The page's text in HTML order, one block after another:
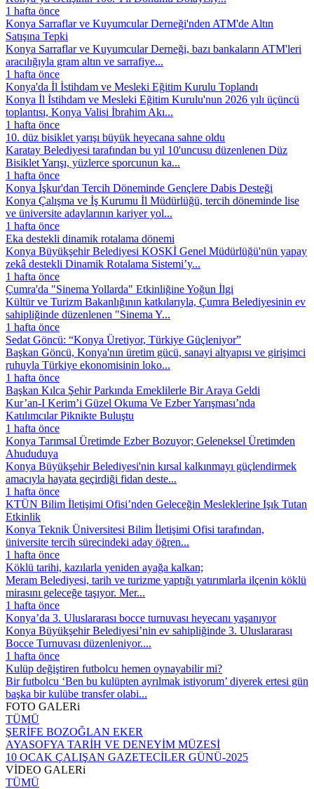
1 hafta önce
Konya Sarraflar ve Kuyumcular Derneği'nden ATM'de Altın
Satışına Tepki
Konya Sarraflar ve Kuyumcular Derneği, bazı bankaların ATM'leri
aracılığıyla gram altın ve sarrafiye...
1 hafta önce
Konya'da İl İstihdam ve Mesleki Eğitim Kurulu Toplandı
Konya İl İstihdam ve Mesleki Eğitim Kurulu'nun 2026 yılı üçüncü
toplantısı, Konya Valisi İbrahim Akı...
1 hafta önce
10. düz bisiklet yarışı büyük heyecana sahne oldu
Karatay Belediyesi tarafından bu yıl 10'uncusu düzenlenen Düz
Bisiklet Yarışı, yüzlerce sporcunun ka...
1 hafta önce
Konya İşkur'dan Tercih Döneminde Gençlere Dabis Desteği
Konya Çalışma ve İş Kurumu İl Müdürlüğü, tercih döneminde lise
ve üniversite adaylarının kariyer yol...
1 hafta önce
Eka destekli dinamik rotalama dönemi
Konya Büyükşehir Belediyesi KOSKİ Genel Müdürlüğü'nün yapay
zekâ destekli Dinamik Rotalama Sistemi’y...
1 hafta önce
Çumra'da "Sinema Yollarda" Etkinliğine Yoğun İlgi
Kültür ve Turizm Bakanlığının katkılarıyla, Çumra Belediyesinin ev
sahipliğinde düzenlenen "Sinema Y...
1 hafta önce
Sedat Göncü: “Konya Üretiyor, Türkiye Güçleniyor”
Başkan Göncü, Konya'nın üretim gücü, sanayi altyapısı ve girişimci
ruhuyla Türkiye ekonomisinin loko...
1 hafta önce
Başkan Kılca Şehir Parkında Emeklilerle Bir Araya Geldi
Kur’an-I Kerim’i Güzel Okuma Ve Ezber Yarışması’nda
Katılımcılar Piknikte Buluştu
1 hafta önce
Konya Tarımsal Üretimde Ezber Bozuyor; Geleneksel Üretimden
Ahududuya
Konya Büyükşehir Belediyesi'nin kırsal kalkınmayı güçlendirmek
amacıyla hayata geçirdiği fidan deste...
1 hafta önce
KTÜN Bilim İletişimi Ofisi’nden Geleceğin Mesleklerine Işık Tutan
Etkinlik
Konya Teknik Üniversitesi Bilim İletişimi Ofisi tarafından,
üniversite tercih sürecindeki aday öğren...
1 hafta önce
Köklü tarihi, kazılarla yeniden ayağa kalkan;
Meram Belediyesi, tarih ve turizme yaptığı yatırımlarla ilçenin köklü
mirasını geleceğe taşıyor. Mer...
1 hafta önce
Konya’da 3. Uluslararası bocce turnuvası heyecanı yaşanıyor
Konya Büyükşehir Belediyesi’nin ev sahipliğinde 3. Uluslararası
Bocce Turnuvası düzenleniyor....
1 hafta önce
Kulüp değiştiren futbolcu hemen oynayabilir mi?
Bir futbolcu ‘Ben bu kulüpten ayrılmak istiyorum’ diyerek ertesi gün
başka bir kulübe transfer olabi...
FOTO GALERi
TÜMÜ
ŞERİFE BOZOĞLAN EKER
AYASOFYA TARİH VE DENEYİM MÜZESİ
10 OCAK ÇALIŞAN GAZETECİLER GÜNÜ-2025
VİDEO GALERi
TÜMÜ